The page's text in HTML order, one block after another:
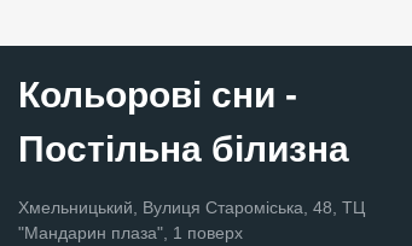
Кольорові сни -
Постільна білизна
Хмельницький, Вулиця Староміська, 48, ТЦ
"Мандарин плаза", 1 поверх